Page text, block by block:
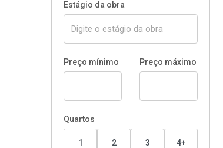
Estágio da obra
Preço mínimo Preço máximo
Quartos
1 2 3 4+